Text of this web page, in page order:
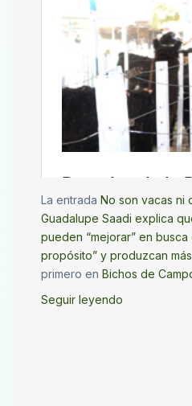
La entrada No son vacas ni
Guadalupe Saadi explica
pueden “mejorar” en
propósito” y produzcan
primero en Bichos de
Seguir leyendo